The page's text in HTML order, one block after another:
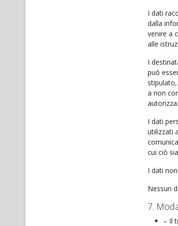
I dati
dalla
venire a
alle
I
può
a non
I dati
utilizzati
cui ciò
I dati
Nessun
7.
– Il